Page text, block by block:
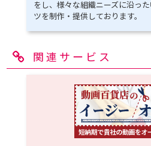
をし、様々な組織ニーズに沿っ
ツを制作・提供しております。
関連サービス